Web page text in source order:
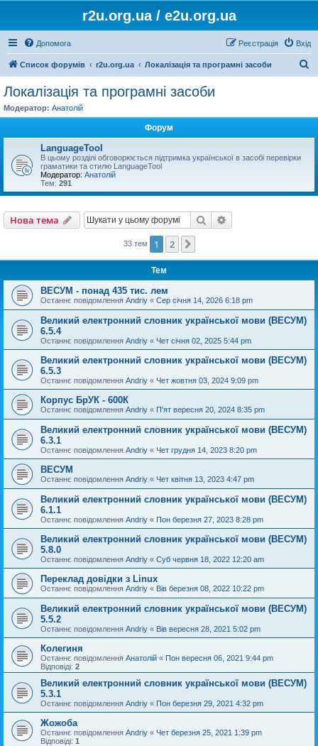
r2u.org.ua / e2u.org.ua
Допомога Вхід
Реєстрація
Список форумів r2u.org.ua Локалізація та програмні засоби
Локалізація та програмні засоби
Модератор: Анатолій
Форум
LanguageTool
В цьому розділі обговорюється підтримка української в засобі перевірки
граматики та стилю LanguageTool
Модератор: Анатолій
Тем: 291
Нова тема Пошук
33 тем 1 2
Тем
ВЕСУМ - понад 435 тис. лем
Останнє повідомлення Andriy « Сер січня 14, 2026 6:18 pm
Великий електронний словник української мови (ВЕСУМ)
6.5.4
Останнє повідомлення Andriy « Чет січня 02, 2025 5:44 pm
Великий електронний словник української мови (ВЕСУМ)
6.5.3
Останнє повідомлення Andriy « Чет жовтня 03, 2024 9:09 pm
Корпус БрУК - 600К
Останнє повідомлення Andriy « П'ят вересня 20, 2024 8:35 pm
Великий електронний словник української мови (ВЕСУМ)
6.3.1
Останнє повідомлення Andriy « Чет грудня 14, 2023 8:20 pm
ВЕСУМ
Останнє повідомлення Andriy « Чет квітня 13, 2023 4:47 pm
Великий електронний словник української мови (ВЕСУМ)
6.1.1
Останнє повідомлення Andriy « Пон березня 27, 2023 8:28 pm
Великий електронний словник української мови (ВЕСУМ)
5.8.0
Останнє повідомлення Andriy « Суб червня 18, 2022 12:20 am
Переклад довідки з Linux
Останнє повідомлення Andriy « Вів березня 08, 2022 10:22 pm
Великий електронний словник української мови (ВЕСУМ)
5.5.2
Останнє повідомлення Andriy « Вів вересня 28, 2021 5:02 pm
Колегиня
Останнє повідомлення Анатолій « Пон вересня 06, 2021 9:44 pm
Відповіді: 2
Великий електронний словник української мови (ВЕСУМ)
5.3.1
Останнє повідомлення Andriy « Пон березня 29, 2021 4:32 pm
Жожоба
Останнє повідомлення Andriy « Чет березня 25, 2021 1:39 pm
Відповіді: 1